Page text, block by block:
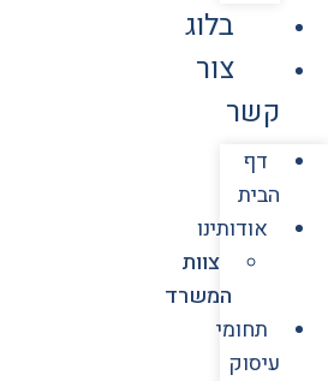
בלוג
צור
קשר
דף
הבית
אודותינו
צוות
המשרד
תחומי
עיסוק